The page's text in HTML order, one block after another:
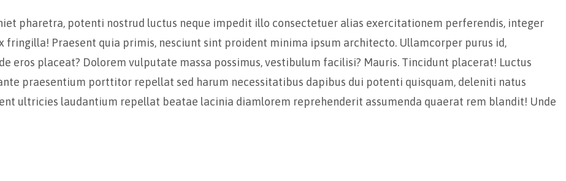
pharetra, potenti nostrud luctus neque impedit illo consectetuer alias exercitationem perferendis, integer
fringilla! Praesent quia primis, nesciunt sint proident minima ipsum architecto. Ullamcorper purus id,
eros placeat? Dolorem vulputate massa possimus, vestibulum facilisi? Mauris. Tincidunt placerat! Luctus
praesentium porttitor repellat sed harum necessitatibus dapibus dui potenti quisquam, deleniti natus
ultricies laudantium repellat beatae lacinia diamlorem reprehenderit assumenda quaerat rem blandit! Unde